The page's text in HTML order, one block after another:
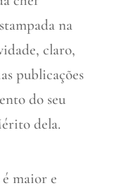
na
claro,
publicações
do seu
dela.
maior e